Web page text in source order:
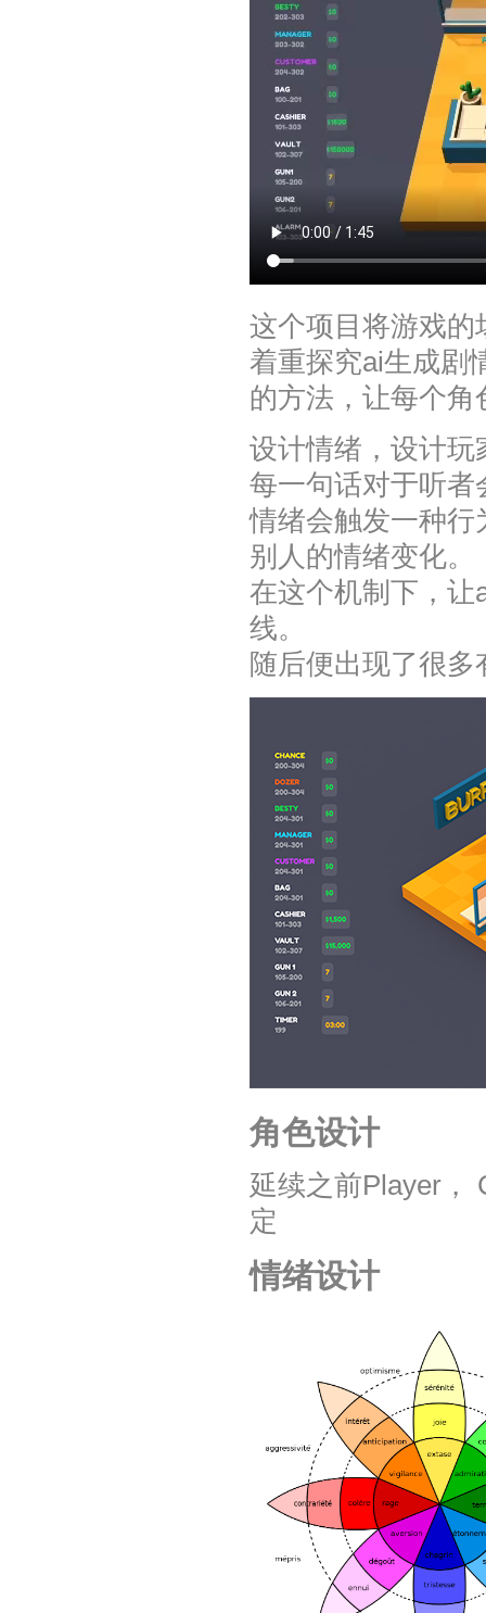
这个项目将游戏的
着重探究ai生成剧
的方法，让每个
设计情绪，设计玩
每一句话对于听者
情绪会触发一种行
别人的情绪变化。
在这个机制下，让
线。
随后便出现了很多
角色设计
延续之前Player，
定
情绪设计